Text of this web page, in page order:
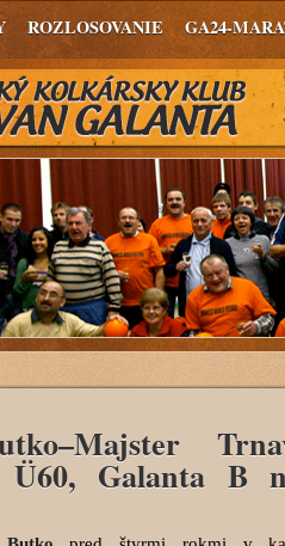
ROZLOSOVANIE GA24-
Ü60, Galanta B